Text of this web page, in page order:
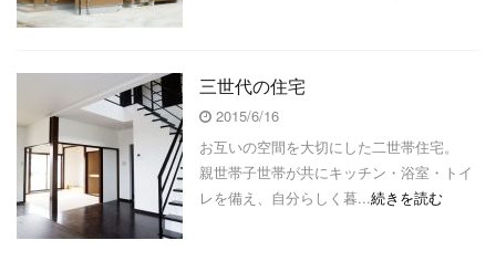
三世代の住宅
2015/6/16
お互いの空間を大切にした二世帯住宅。
親世帯子世帯が共にキッチン・浴室・トイ
レを備え、自分らしく暮...続きを読む